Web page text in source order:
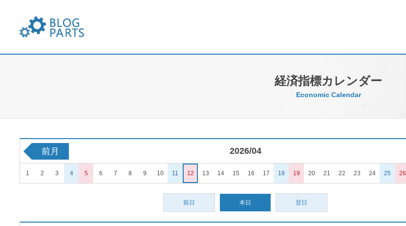
経済指標カレンダー
Economic Calendar
前月 2026/04
1 2 3 4 5 6 7 8 9 10 11 12 13 14 15 16 17 18 19 20 21 22 23 24 25 26
前日 本日 翌日